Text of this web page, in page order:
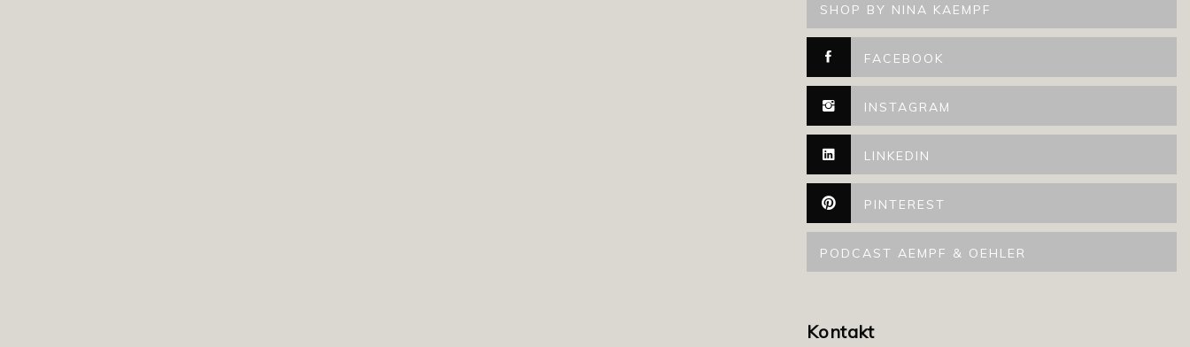
SHOP BY NINA KAEMPF
FACEBOOK
INSTAGRAM
LINKEDIN
PINTEREST
PODCAST AEMPF & OEHLER
Kontakt